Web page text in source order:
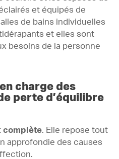
et équipés de
de bains individuelles
et elles sont
besoins de la personne
charge des
perte d’équilibre
complète. Elle repose tout
approfondie des causes